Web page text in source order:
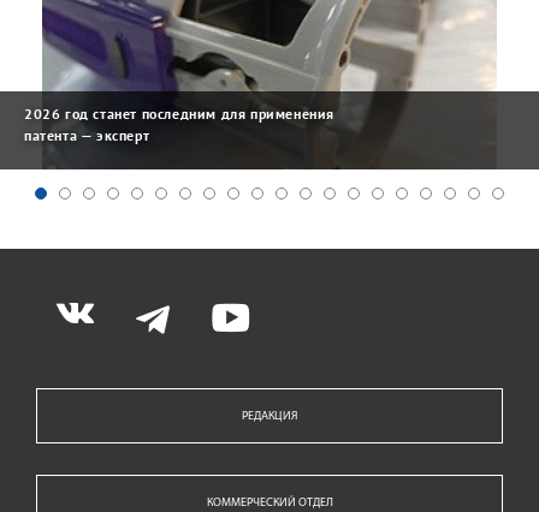
2026 год станет последним для применения
патента — эксперт
РЕДАКЦИЯ
КОММЕРЧЕСКИЙ ОТДЕЛ